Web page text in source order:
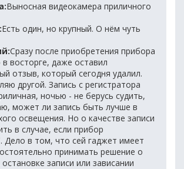
Выносная видеокамера приличного
Есть один, но крупный. О нём чуть
Сразу после приобретения прибора
восторге, даже оставил
отзыв, который сегодня удалил.
другой. Запись с регистратора
ночью - не берусь судить,
может ли запись быть лучше в
освещения. Но о качестве записи
в случае, если прибор
в том, что сей гаджет имеет
принимать решение о
остановке записи или зависании